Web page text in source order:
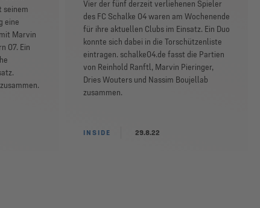
seinem
eine
Marvin
07. Ein
Vier der fünf derzeit verliehenen Spieler
des FC Schalke 04 waren am Wochenende
für ihre aktuellen Clubs im Einsatz. Ein Duo
konnte sich dabei in die Torschützenliste
eintragen. schalke04.de fasst die Partien
von Reinhold Ranftl, Marvin Pieringer,
Dries Wouters und Nassim Boujellab
zusammen.
INSIDE 29.8.22